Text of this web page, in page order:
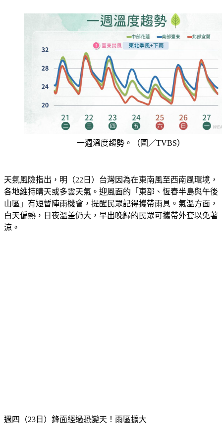
一週溫度趨勢。（圖／TVBS）
各地維持晴天或多雲天氣。迎風面的「東部、恆春半島與午後
山區」有短暫陣雨機會，提醒民眾記得攜帶雨具。氣溫方面，
白天偏熱，日夜溫差仍大，早出晚歸的民眾可攜帶外套以免著
涼。